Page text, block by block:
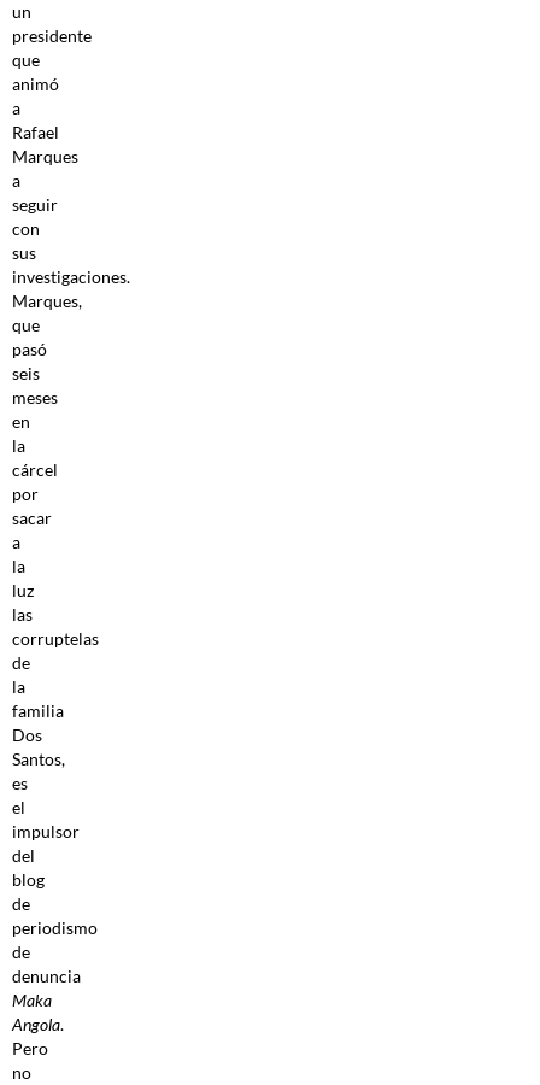
un
presidente
que
animó
a
Rafael
Marques
a
seguir
con
sus
investigaciones.
Marques,
que
pasó
seis
meses
en
la
cárcel
por
sacar
a
la
luz
las
corruptelas
de
la
familia
Dos
Santos,
es
el
impulsor
del
blog
de
periodismo
de
denuncia
Maka
Angola.
Pero
no